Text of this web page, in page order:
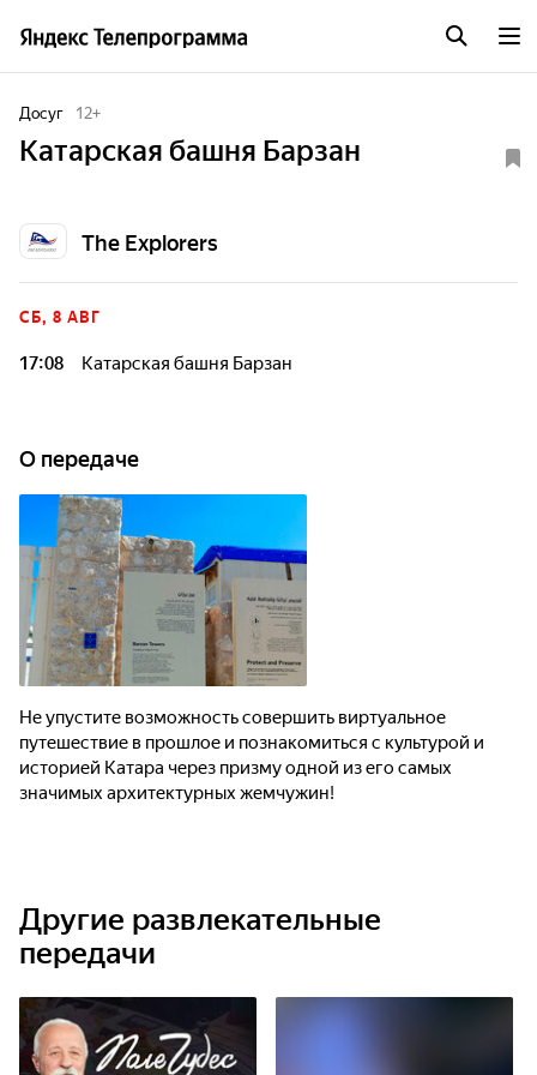
Досуг 12+
Катарская башня Барзан
The Explorers
СБ, 8 АВГ
17:08 Катарская башня Барзан
О передаче
Не упустите возможность совершить виртуальное
путешествие в прошлое и познакомиться с культурой и
историей Катара через призму одной из его самых
значимых архитектурных жемчужин!
Другие развлекательные
передачи